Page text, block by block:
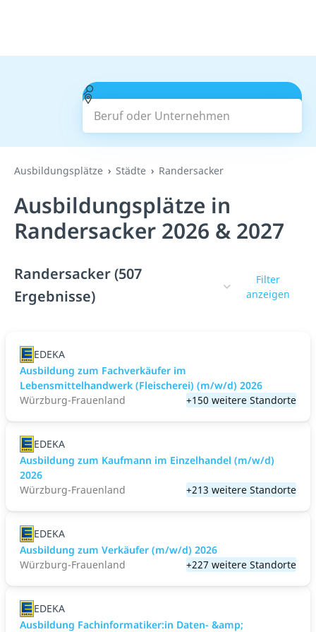
Beruf oder Unternehmen
Suchen
Ausbildungsplätze Städte Randersacker
Ausbildungsplätze in
Randersacker 2026 & 2027
Randersacker (507
Ergebnisse)
Filter
anzeigen
EDEKA
Ausbildung zum Fachverkäufer im
Lebensmittelhandwerk (Fleischerei) (m/w/d) 2026
Würzburg-Frauenland
+150 weitere Standorte
EDEKA
Ausbildung zum Kaufmann im Einzelhandel (m/w/d)
2026
Würzburg-Frauenland
+213 weitere Standorte
EDEKA
Ausbildung zum Verkäufer (m/w/d) 2026
Würzburg-Frauenland
+227 weitere Standorte
EDEKA
Ausbildung Fachinformatiker:in Daten- &amp;